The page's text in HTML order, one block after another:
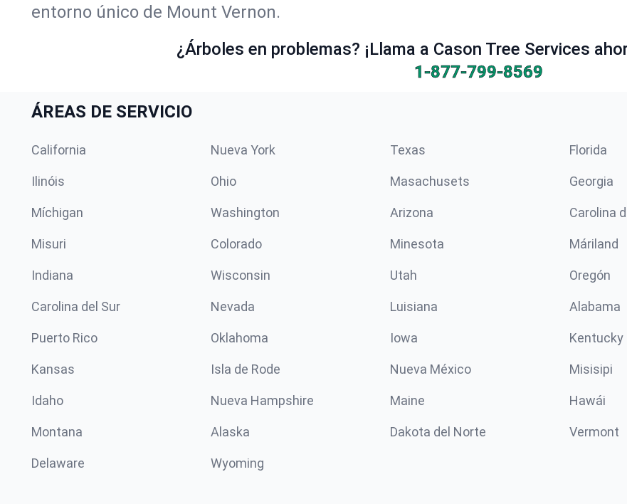
entorno único de Mount Vernon.
¿Árboles en problemas? ¡Llama a Cason Tree Services
1-877-799-8569
ÁREAS DE SERVICIO
California Nueva York Texas Florida
Ilinóis Ohio Masachusets Georgia
Míchigan Washington Arizona Carolina
Misuri Colorado Minesota Máriland
Indiana Wisconsin Utah Oregón
Carolina del Sur Nevada Luisiana Alabama
Puerto Rico Oklahoma Iowa Kentucky
Kansas Isla de Rode Nueva México Misisipi
Idaho Nueva Hampshire Maine Hawái
Montana Alaska Dakota del Norte Vermont
Delaware Wyoming